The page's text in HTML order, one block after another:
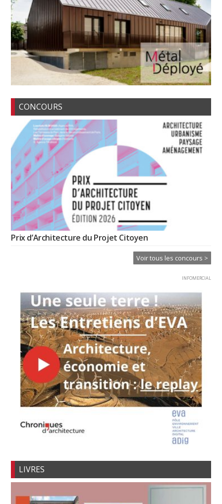
CONCOURS
Prix d’Architecture du Projet Citoyen
Voir tous les concours >
INFOMERCIAL
LIVRES